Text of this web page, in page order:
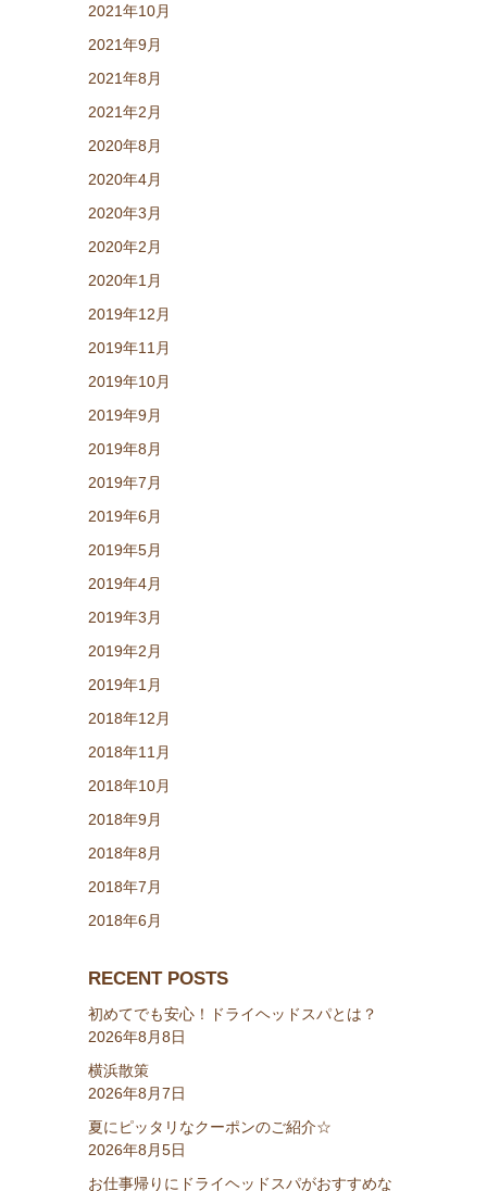
2021年10月
2021年9月
2021年8月
2021年2月
2020年8月
2020年4月
2020年3月
2020年2月
2020年1月
2019年12月
2019年11月
2019年10月
2019年9月
2019年8月
2019年7月
2019年6月
2019年5月
2019年4月
2019年3月
2019年2月
2019年1月
2018年12月
2018年11月
2018年10月
2018年9月
2018年8月
2018年7月
2018年6月
RECENT POSTS
初めてでも安心！ドライヘッドスパとは？
2026年8月8日
横浜散策
2026年8月7日
夏にピッタリなクーポンのご紹介☆
2026年8月5日
お仕事帰りにドライヘッドスパがおすすめな